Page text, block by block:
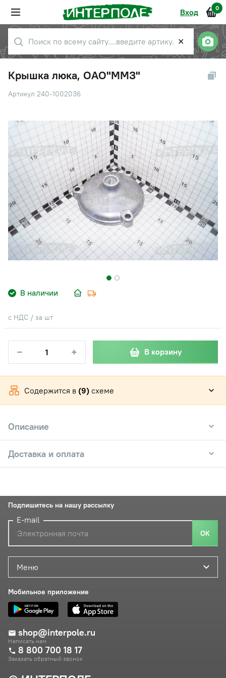
Вход 0
✕
Крышка люка, ОАО"ММЗ"
Артикул 240-1002036
В наличии
с НДС / за шт
− + В корзину
Содержится в (9) схеме
Описание
Доставка и оплата
Меню
Мобильное приложение
shop@interpole.ru
Написать нам
8 800 700 18 17
Заказать обратный звонок
Подпишитесь на нашу рассылку
E-mail
ОК